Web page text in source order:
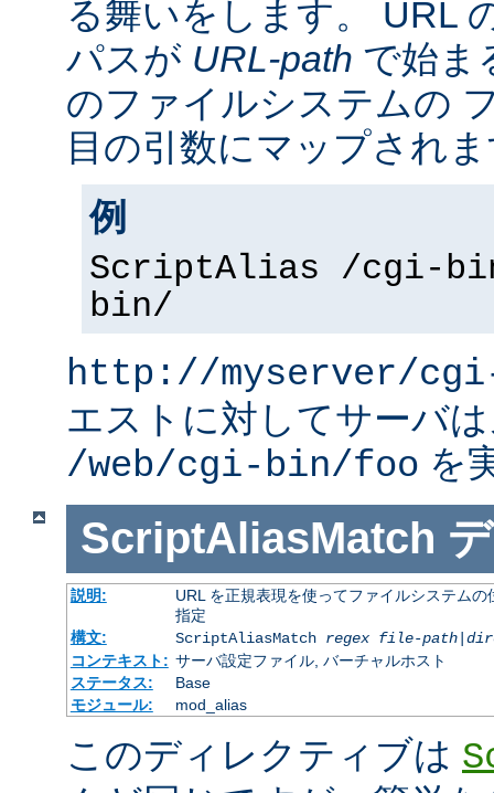
る舞いをします。 URL
パスが URL-path で始ま
のファイルシステムの
目の引数にマップされ
例
ScriptAlias /cgi-
bin/
http://myserver/
エストに対してサーバ
/web/cgi-bin/foo を
ScriptAliasMatch
説明:
URL を正規表現を使ってファイルシステム
指定
構文:
ScriptAliasMatch regex file-path|
コンテキスト: サーバ設定ファイル, バーチャルホスト
ステータス:
Base
モジュール:
mod_alias
このディレクティブは